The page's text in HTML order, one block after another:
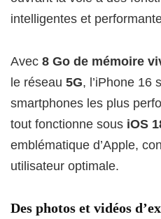
intelligentes et
Avec 8 Go de mémoire
le réseau 5G, l’iPhone 16
smartphones les plus
tout fonctionne sous iOS
emblématique d’Apple,
utilisateur optimale.
Des photos et vidéos